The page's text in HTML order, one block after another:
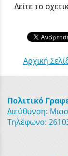
Δείτε το
Αρχική
Πολιτικό
Διεύθυνση:
Τηλέφωνο: